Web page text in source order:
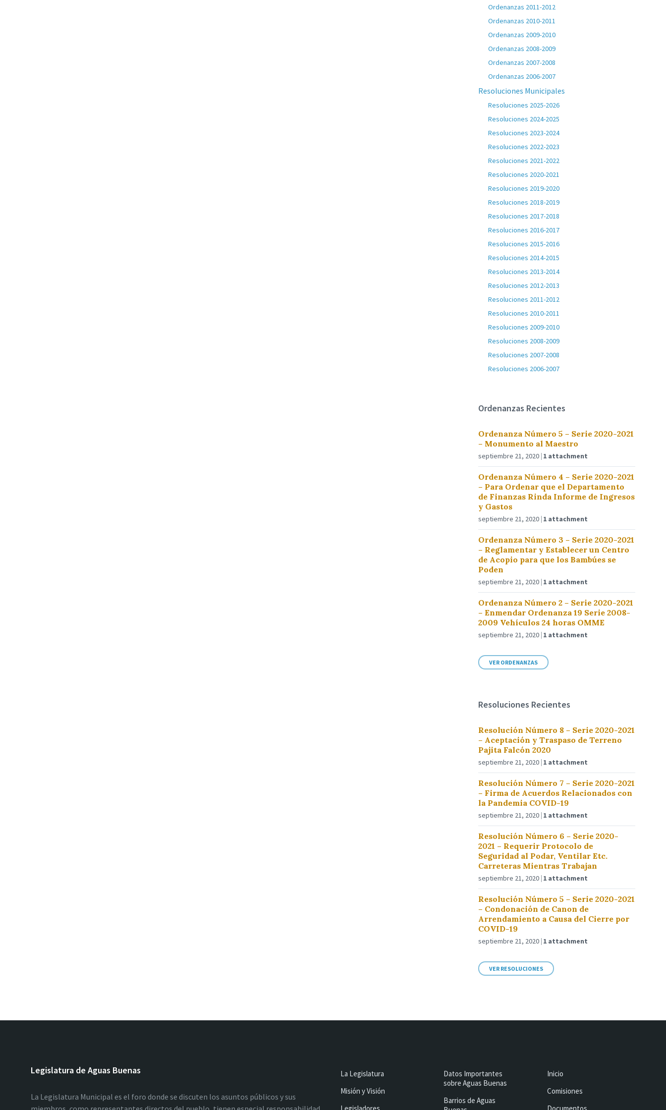
Ordenanzas 2011-2012
Ordenanzas 2010-2011
Ordenanzas 2009-2010
Ordenanzas 2008-2009
Ordenanzas 2007-2008
Ordenanzas 2006-2007
Resoluciones Municipales
Resoluciones 2025-2026
Resoluciones 2024-2025
Resoluciones 2023-2024
Resoluciones 2022-2023
Resoluciones 2021-2022
Resoluciones 2020-2021
Resoluciones 2019-2020
Resoluciones 2018-2019
Resoluciones 2017-2018
Resoluciones 2016-2017
Resoluciones 2015-2016
Resoluciones 2014-2015
Resoluciones 2013-2014
Resoluciones 2012-2013
Resoluciones 2011-2012
Resoluciones 2010-2011
Resoluciones 2009-2010
Resoluciones 2008-2009
Resoluciones 2007-2008
Resoluciones 2006-2007
Ordenanzas Recientes
Ordenanza Número 5 – Serie 2020-2021
– Monumento al Maestro
septiembre 21, 2020 1 attachment
Ordenanza Número 4 – Serie 2020-2021
– Para Ordenar que el Departamento
de Finanzas Rinda Informe de Ingresos
y Gastos
septiembre 21, 2020 1 attachment
Ordenanza Número 3 – Serie 2020-2021
– Reglamentar y Establecer un Centro
de Acopio para que los Bambúes se
Poden
septiembre 21, 2020 1 attachment
Ordenanza Número 2 – Serie 2020-2021
– Enmendar Ordenanza 19 Serie 2008-
2009 Vehículos 24 horas OMME
septiembre 21, 2020 1 attachment
VER ORDENANZAS
Resoluciones Recientes
Resolución Número 8 – Serie 2020-2021
– Aceptación y Traspaso de Terreno
Pajita Falcón 2020
septiembre 21, 2020 1 attachment
Resolución Número 7 – Serie 2020-2021
– Firma de Acuerdos Relacionados con
la Pandemia COVID-19
septiembre 21, 2020 1 attachment
Resolución Número 6 – Serie 2020-
2021 – Requerir Protocolo de
Seguridad al Podar, Ventilar Etc.
Carreteras Mientras Trabajan
septiembre 21, 2020 1 attachment
Resolución Número 5 – Serie 2020-2021
– Condonación de Canon de
Arrendamiento a Causa del Cierre por
COVID-19
septiembre 21, 2020 1 attachment
VER RESOLUCIONES
Legislatura de Aguas Buenas
La Legislatura Municipal es el foro donde se discuten los asuntos públicos y sus
La Legislatura
Misión y Visión
Datos Importantes
sobre Aguas Buenas
Barrios de Aguas
Inicio
Comisiones